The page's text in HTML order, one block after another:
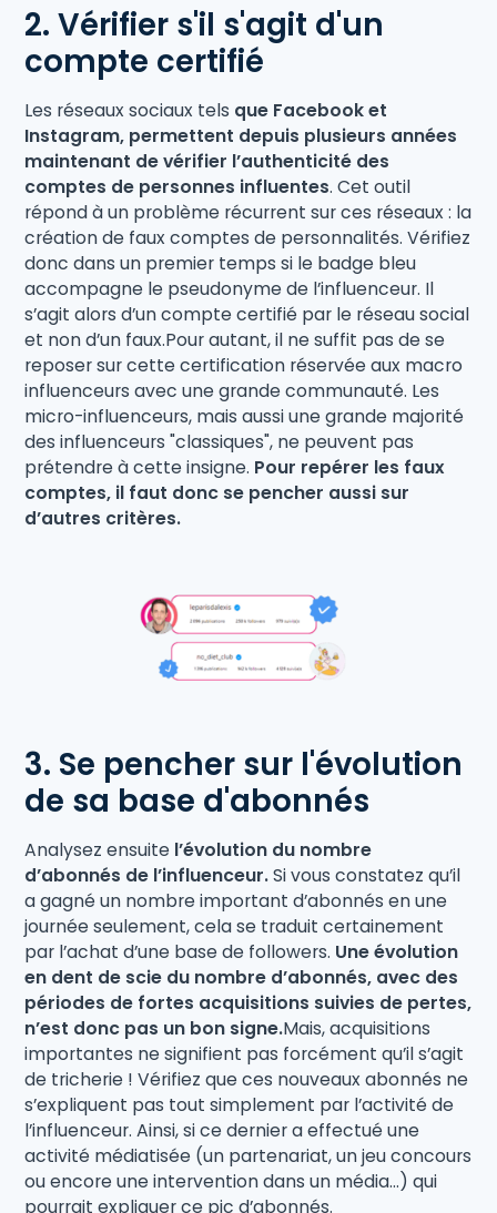
2. Vérifier s'il s'agit d'un
compte certifié
Les réseaux sociaux tels que Facebook et
Instagram, permettent depuis plusieurs années
maintenant de vérifier l’authenticité des
comptes de personnes influentes. Cet outil
répond à un problème récurrent sur ces réseaux : la
création de faux comptes de personnalités. Vérifiez
donc dans un premier temps si le badge bleu
accompagne le pseudonyme de l’influenceur. Il
s’agit alors d’un compte certifié par le réseau social
et non d’un faux.Pour autant, il ne suffit pas de se
reposer sur cette certification réservée aux macro
influenceurs avec une grande communauté. Les
micro-influenceurs, mais aussi une grande majorité
des influenceurs "classiques", ne peuvent pas
prétendre à cette insigne. Pour repérer les faux
comptes, il faut donc se pencher aussi sur
d’autres critères.
3. Se pencher sur l'évolution
de sa base d'abonnés
Analysez ensuite l’évolution du nombre
d’abonnés de l’influenceur.Si vous constatez qu’il
a gagné un nombre important d’abonnés en une
journée seulement, cela se traduit certainement
par l’achat d’une base de followers. Une évolution
en dent de scie du nombre d’abonnés, avec des
périodes de fortes acquisitions suivies de pertes,
n’est donc pas un bon signe.Mais, acquisitions
importantes ne signifient pas forcément qu’il s’agit
de tricherie ! Vérifiez que ces nouveaux abonnés ne
s’expliquent pas tout simplement par l’activité de
l’influenceur. Ainsi, si ce dernier a effectué une
activité médiatisée (un partenariat, un jeu concours
ou encore une intervention dans un média…) qui
pourrait expliquer ce pic d’abonnés.